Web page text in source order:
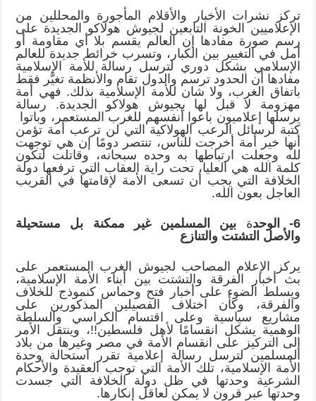
تركز نشرات الأخبار والأقلام المأجورة والمحللين من
الإعلاميين الخونة التابعين لجيوش هولاكو الجديدة على
رسم صورة مفادها إن العالم يقسم بلا أي مقاومة أو
أمل في التغيير بين الكبار، وتسرب خرائط جديدة للعالم
الإسلامي بشكل دوري لترسل رسالة للأمة الإسلامية
مفادها أن الحدود ترسم والدول تقام والأنظمة تغيَّر فقط
باتفاق الغرب، ولا شان للأمة الإسلامية بذلك. فهي أمة
مهزومة لا قبل لها بجيوش هولاكو الجديدة. رسالة
يرسلها إعلاميون باعوا أنفسهم للغرب المستعمر، وباتوا
كتبة لرسائل الرعب الهولاكية التي لن ترعب أمة تؤمن
أنها خير أمة أخرجت للناس، تنتصر دومًا إن هي توجهت
لله وجعلت ارتباطها به وحده سبحانه، وقاتلت لتكون
كلمة الله هي العليا، تحت راية العقاب التي ترفعها دولة
الخلافة التي يجب أن تسعى الأمة لإقامتها في القريب
العاجل بعون الله.
6- الوحد ة بين المسلمين غير ممكنة بل مستحيلة
والأصل التشتت والتنازع
يركز الإعلام المصاحب لجيوش الغرب المستعمر على
بث أخبار الفرقة والتشتت بين أبناء الأمة الإسلامية،
ويسلط الضوء على أخبار فتح وحماس كنموذج للخلاف
والفرقة، وكأن اختلاف الفصيلين المذكورين على
مشاريع سياسية وعلى اقتسام الكراسي والسلطة
الوهمية يشكل انقسامًا لأهل فلسطين!!، وينتقل الأمر
إلى التركيز على انقسام الأمة في مصر وغيرها من بلاد
المسلمين لترسل رسالة إعلامية تقرر استحالة وحدة
الأمة الإسلامية، تلك الأمة التي توجب العقيدة والأحكام
الشرعية وحدتها في ظل دولة الخلافة التي جسدت
وحدتها عبر قرون لا يمكن لعاقل إنكارها.